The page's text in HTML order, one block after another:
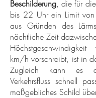
Beschilderung, die für
bis 22 Uhr ein Limit
aus Gründen des
nächtliche Zeit
km/h vorschreibt, ist in
Zugleich kann es
Verkehrsfluss schnell
maßgebliches Schild